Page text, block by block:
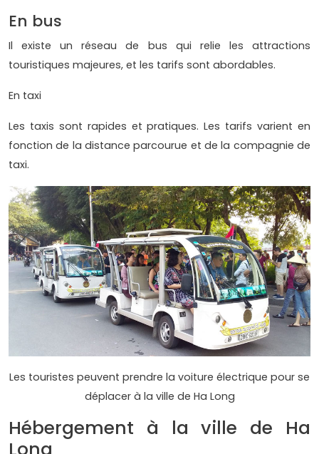
En bus
Il existe un réseau de bus qui relie les attractions
touristiques majeures, et les tarifs sont abordables.
En taxi
Les taxis sont rapides et pratiques. Les tarifs varient en
fonction de la distance parcourue et de la compagnie de
taxi.
Les touristes peuvent prendre la voiture électrique pour se
déplacer à la ville de Ha Long
Hébergement à la ville de Ha